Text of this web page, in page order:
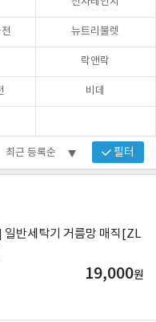
뉴트리불렛
락앤락
비데
필터
일반세탁기 거름망 매직[ZL
19,000원